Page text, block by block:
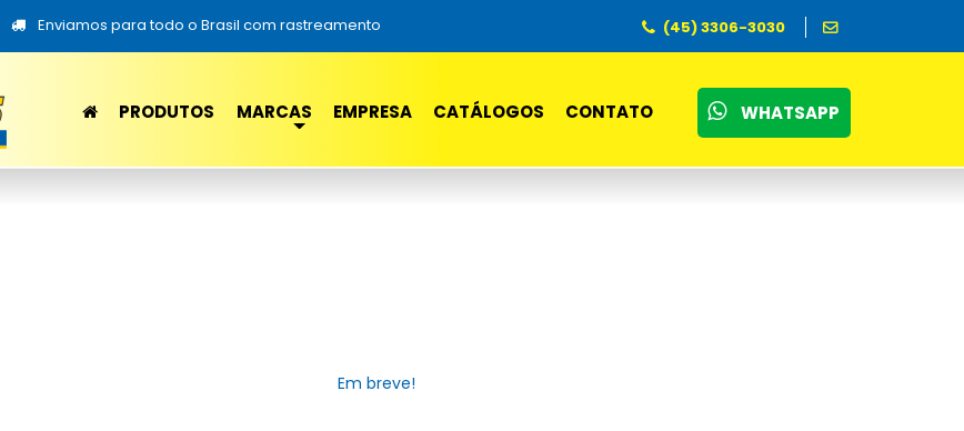
Enviamos para todo o Brasil com rastreamento (45) 3306-3030
PRODUTOS MARCAS EMPRESA CATÁLOGOS CONTATO WHATSAPP
Em breve!